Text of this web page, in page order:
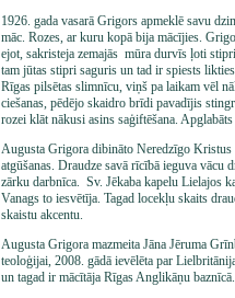
1926. gada vasarā Grigors apmeklē savu
māc. Rozes, ar kuru kopā bija mācījies.
ejot, sakristeja zemajās mūra durvīs ļoti
tam jūtas stipri saguris un tad ir spiests
Rīgas pilsētas slimnīcu, viņš pa laikam vēl
ciešanas, pēdējo skaidro brīdi pavadījis
rozei klāt nākusi asins saģiftēšana.
Augusta Grigora dibināto Neredzīgo Kristus
atgūšanas. Draudze savā rīcībā ieguva vācu
zārku darbnīca. Sv. Jēkaba kapelu Lielajos
Vanags to iesvētīja. Tagad locekļu skaits
skaistu akcentu.
Augusta Grigora mazmeita Jāna Jēruma
teoloģijai, 2008. gādā ievēlēta par
un tagad ir mācītāja Rīgas Anglikāņu baznīcā.